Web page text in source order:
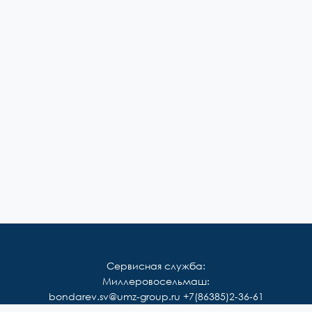
Сервисная служба:
Миллеровосельмаш:
bondarev.sv@umz-group.ru +7(86385)2-36-61